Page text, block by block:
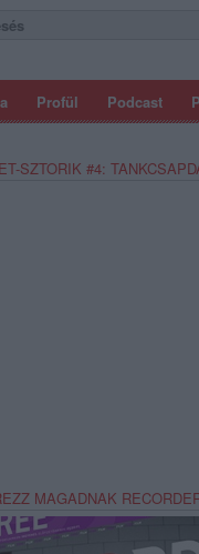
Profül Podcast
SZTORIK #4:
MAGADNAK